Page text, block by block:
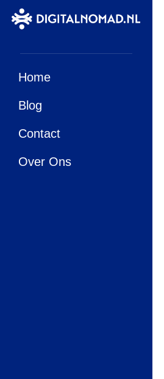
Home
Blog
Contact
Over Ons